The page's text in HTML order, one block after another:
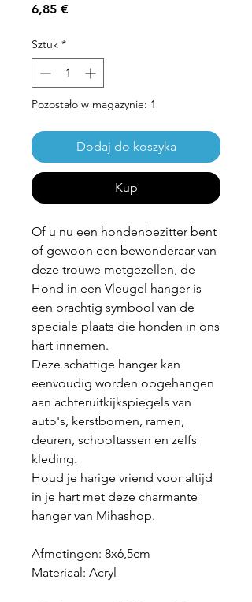
6,85 €Cena
Sztuk *
Pozostało w magazynie: 1
Dodaj do koszyka
Kup
Of u nu een hondenbezitter bent
of gewoon een bewonderaar van
deze trouwe metgezellen, de
Hond in een Vleugel hanger is
een prachtig symbool van de
speciale plaats die honden in ons
hart innemen.
Deze schattige hanger kan
eenvoudig worden opgehangen
aan achteruitkijkspiegels van
auto's, kerstbomen, ramen,
deuren, schooltassen en zelfs
kleding.
Houd je harige vriend voor altijd
in je hart met deze charmante
hanger van Mihashop.
Afmetingen: 8x6,5cm
Materiaal: Acryl